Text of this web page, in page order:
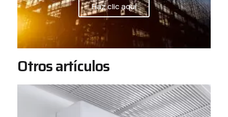
Haz clic aquí
Otros artículos